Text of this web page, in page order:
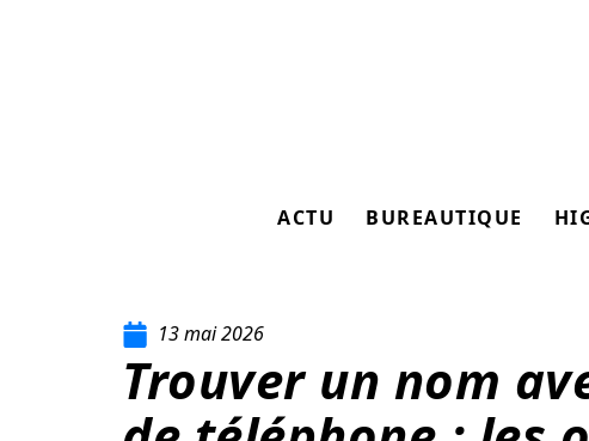
ACTU BUREAUTIQUE
13 mai 2026
Trouver un nom